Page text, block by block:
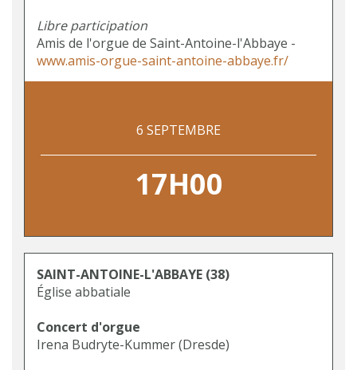
Libre participation
Amis de l'orgue de Saint-Antoine-l'Abbaye -
www.amis-orgue-saint-antoine-abbaye.fr/
6 SEPTEMBRE
17H00
SAINT-ANTOINE-L'ABBAYE (38)
Église abbatiale
Concert d'orgue
Irena Budryte-Kummer (Dresde)